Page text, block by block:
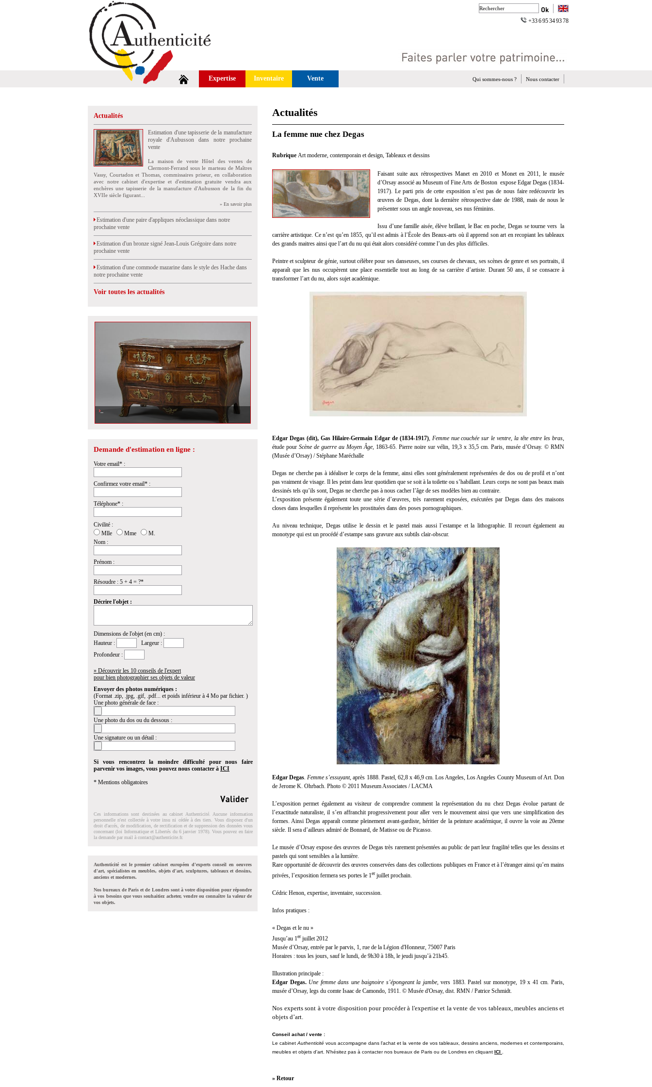
+33 6 95 34 93 78
Expertise Inventaire Vente Nous contacter
Qui sommes-nous ?
Actualités
Estimation d'une tapisserie de la manufacture
royale d'Aubusson dans notre prochaine
vente
La maison de vente Hôtel des ventes de
Clermont-Ferrand sous le marteau de Maîtres
Vassy, Courtadon et Thomas, commissaires priseur, en collaboration
avec notre cabinet d'expertise et d'estimation gratuite vendra aux
enchères une tapisserie de la manufacture d'Aubusson de la fin du
XVIIe siècle figurant...
» En savoir plus
Estimation d'une paire d'appliques néoclassique dans notre
prochaine vente
Estimation d'un bronze signé Jean-Louis Grégoire dans notre
prochaine vente
Estimation d'une commode mazarine dans le style des Hache dans
notre prochaine vente
Voir toutes les actualités
Demande d'estimation en ligne :
Votre email* :
Confirmez votre email* :
Téléphone* :
Civilité :
Mlle
Mme
M.
Nom :
Prénom :
Résoudre : 5 + 4 = ?*
Décrire l'objet :
Dimensions de l'objet (en cm) :
Hauteur :
Largeur :
Profondeur :
» Découvrir les 10 conseils de l'expert
pour bien photographier ses objets de valeur
Envoyer des photos numériques :
(Format .zip, .jpg, .gif, .pdf... et poids inférieur à 4 Mo par fichier. )
Une photo générale de face :
Une photo du dos ou du dessous :
Une signature ou un détail :
Si vous rencontrez la moindre difficulté pour nous faire
parvenir vos images, vous pouvez nous contacter à ICI
* Mentions obligatoires
Ces informations sont destinées au cabinet Authenticité. Aucune information
personnelle n'est collectée à votre insu ni cédée à des tiers. Vous disposez d'un
droit d'accés, de modification, de rectification et de suppression des données vous
concernant (loi Informatique et Libertés du 6 janvier 1978). Vous pouvez en faire
la demande par mail à contact@authenticite.fr.
Authenticité est le premier cabinet européen d'experts conseil en oeuvres
d'art, spécialistes en meubles, objets d'art, sculptures, tableaux et dessins,
anciens et modernes.
Nos bureaux de Paris et de Londres sont à votre disposition pour répondre
à vos besoins que vous souhaitiez acheter, vendre ou connaître la valeur de
vos objets.
Actualités
La femme nue chez Degas
Rubrique Art moderne, contemporain et design, Tableaux et dessins
Faisant suite aux rétrospectives Manet en 2010 et Monet en 2011, le musée
d’Orsay associé au Museum of Fine Arts de Boston expose Edgar Degas (1834-
1917). Le parti pris de cette exposition n’est pas de nous faire redécouvrir les
œuvres de Degas, dont la dernière rétrospective date de 1988, mais de nous le
présenter sous un angle nouveau, ses nus féminins.
Issu d’une famille aisée, élève brillant, le Bac en poche, Degas se tourne vers la
carrière artistique. Ce n’est qu’en 1855, qu’il est admis à l’École des Beaux-arts où il apprend son art en recopiant les tableaux
des grands maitres ainsi que l’art du nu qui était alors considéré comme l’un des plus difficiles.
Peintre et sculpteur de génie, surtout célèbre pour ses danseuses, ses courses de chevaux, ses scènes de genre et ses portraits, il
apparaît que les nus occupèrent une place essentielle tout au long de sa carrière d’artiste. Durant 50 ans, il se consacre à
transformer l’art du nu, alors sujet académique.
Edgar Degas (dit), Gas Hilaire-Germain Edgar de (1834-1917), Femme nue couchée sur le ventre, la tête entre les bras,
étude pour Scène de guerre au Moyen Âge, 1863-65. Pierre noire sur vélin, 19,3 x 35,5 cm. Paris, musée d’Orsay. © RMN
(Musée d’Orsay) / Stéphane Maréchalle
Degas ne cherche pas à idéaliser le corps de la femme, ainsi elles sont généralement représentées de dos ou de profil et n’ont
pas vraiment de visage. Il les peint dans leur quotidien que se soit à la toilette ou s’habillant. Leurs corps ne sont pas beaux mais
dessinés tels qu’ils sont, Degas ne cherche pas à nous cacher l’âge de ses modèles bien au contraire.
L’exposition présente également toute une série d’œuvres, très rarement exposées, exécutées par Degas dans des maisons
closes dans lesquelles il représente les prostituées dans des poses pornographiques.
Au niveau technique, Degas utilise le dessin et le pastel mais aussi l’estampe et la lithographie. Il recourt également au
monotype qui est un procédé d’estampe sans gravure aux subtils clair-obscur.
Edgar Degas. Femme s’essuyant, après 1888. Pastel, 62,8 x 46,9 cm. Los Angeles, Los Angeles County Museum of Art. Don
de Jerome K. Ohrbach. Photo © 2011 Museum Associates / LACMA
L’exposition permet également au visiteur de comprendre comment la représentation du nu chez Degas évolue partant de
l’exactitude naturaliste, il s’en affranchit progressivement pour aller vers le mouvement ainsi que vers une simplification des
formes. Ainsi Degas apparaît comme pleinement avant-gardiste, héritier de la peinture académique, il ouvre la voie au 20eme
siècle. Il sera d’ailleurs admiré de Bonnard, de Matisse ou de Picasso.
Le musée d’Orsay expose des œuvres de Degas très rarement présentées au public de part leur fragilité telles que les dessins et
pastels qui sont sensibles a la lumière.
Rare opportunité de découvrir des œuvres conservées dans des collections publiques en France et à l’étranger ainsi qu’en mains
privées, l’exposition fermera ses portes le 1er juillet prochain.
Cédric Henon, expertise, inventaire, succession.
Infos pratiques :
« Degas et le nu »
Jusqu’au 1er juillet 2012
Musée d’Orsay, entrée par le parvis, 1, rue de la Légion d'Honneur, 75007 Paris
Horaires : tous les jours, sauf le lundi, de 9h30 à 18h, le jeudi jusqu’à 21h45.
Illustration principale :
Edgar Degas. Une femme dans une baignoire s’épongeant la jambe, vers 1883. Pastel sur monotype, 19 x 41 cm. Paris,
musée d’Orsay, legs du comte Isaac de Camondo, 1911. © Musée d'Orsay, dist. RMN / Patrice Schmidt.
Nos experts sont à votre disposition pour procéder à l'expertise et la vente de vos tableaux, meubles anciens et
objets d’art.
Conseil achat / vente :
Le cabinetAuthenticité vous accompagne dans l'achat et la vente de vos tableaux, dessins anciens, modernes et contemporains,
meubles et objets d'art. N'hésitez pas à contacter nos bureaux de Paris ou de Londres en cliquant ICI
» Retour